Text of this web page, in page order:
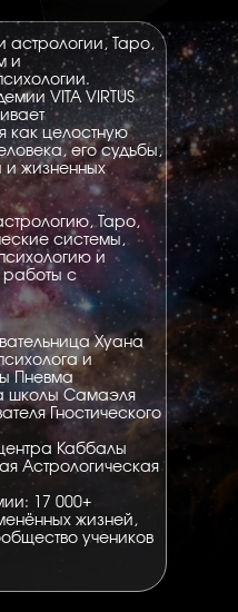
астрологии, Таро,
и
VITA VIRTUS
как целостную
его судьбы,
и жизненных
Таро,
системы,
и
работы с
Хуана
и
Пневма
школы Самаэля
Гностического
Каббалы
Астрологическая
17 000+
жизней,
учеников